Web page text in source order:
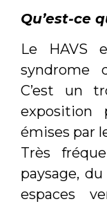
Qu’est-ce
Le HAVS
syndrome
C’est un
exposition
émises par
Très
paysage,
espaces